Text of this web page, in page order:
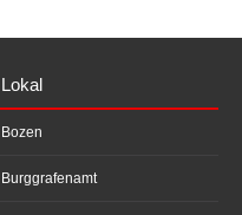
Lokal
Bozen
Burggrafenamt